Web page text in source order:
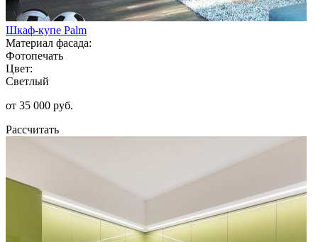
Шкаф-купе Palm
Материал фасада:
Фотопечать
Цвет:
Светлый
от 35 000 руб.
Рассчитать